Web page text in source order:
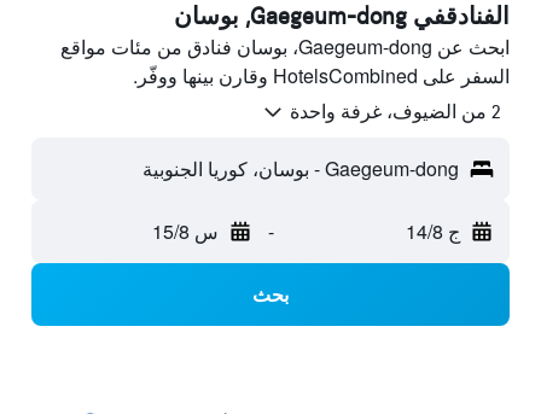
الفنادقفي Gaegeum-dong, بوسان
ابحث عن Gaegeum-dong، بوسان فنادق من مئات مواقع
السفر على HotelsCombined وقارن بينها ووفّر.
2 من الضيوف، غرفة واحدة
Gaegeum-dong - بوسان، كوريا الجنوبية
ج 14/8 - س 15/8
بحث